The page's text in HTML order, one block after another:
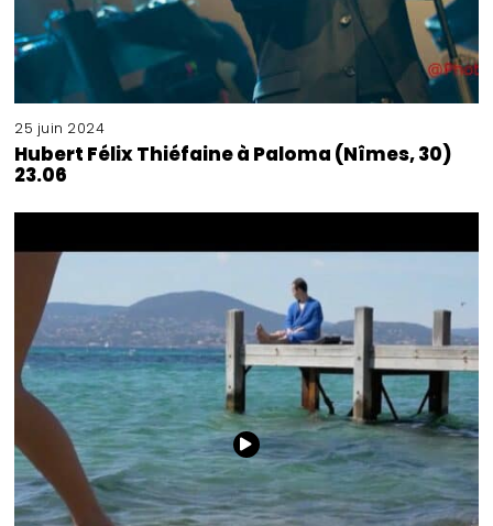
25 juin 2024
Hubert Félix Thiéfaine à Paloma (Nîmes, 30)
23.06